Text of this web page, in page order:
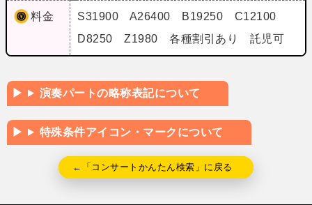
料金
S31900 A26400 B19250 C12100
D8250 Z1980 各種割引あり 託児可
演奏パートの略称表記について
特殊条件アイコン・マークについて
←「コンサートかんたん検索」に戻る